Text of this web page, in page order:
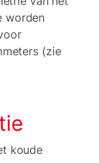
worden
(zie
koude